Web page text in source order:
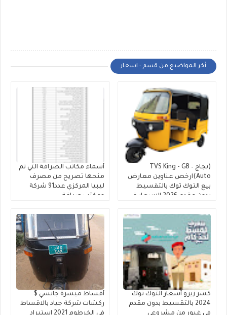
أخر المواضيع من قسم : اسعار
(بجاج – TVS King - GB
Auto)ارخص عناوين معارض
بيع التوك توك بالتقسيط
بدون مقدم 2026 الاسعار في
أسماء مكاتب الصرافة التي تم
منحها تصريح من مصرف
ليبيا المركزي عدد91 شركة
ومكتب صرافة
كسر زيرو أسعار التوك توك
2024 بالتقسيط بدون مقدم
في غبور من مشروعي
أقساط ميسرة جانسي $
ركشات شركة جياد بالاقساط
في الخرطوم 2021 استيراد